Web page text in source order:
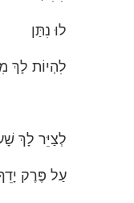
לוּ נִתַּן
לִהְיוֹת לָךְ
לְצַיֵּר לָךְ
עַל פֶּרֶק